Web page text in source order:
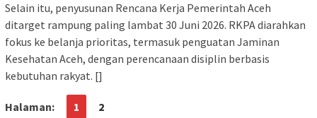
Selain itu, penyusunan Rencana Kerja Pemerintah Aceh
ditarget rampung paling lambat 30 Juni 2026. RKPA diarahkan
fokus ke belanja prioritas, termasuk penguatan Jaminan
Kesehatan Aceh, dengan perencanaan disiplin berbasis
kebutuhan rakyat. []
Halaman: 1 2